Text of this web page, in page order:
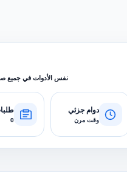
نفس الأدوات في جميع
دوام جزئي
وقت مرن 0